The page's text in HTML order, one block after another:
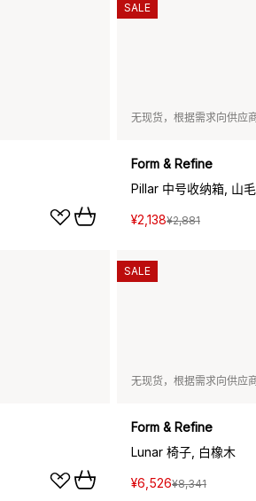
无现货，根据需求向供应
Form & Refine
Pillar 中号收纳箱, 山
¥2,138¥2,881
SALE
无现货，根据需求向供应
Form & Refine
Lunar 椅子, 白橡木
¥6,526¥8,341
SALE